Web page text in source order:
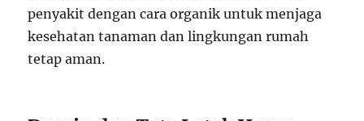
penyakit dengan cara organik untuk menjaga
kesehatan tanaman dan lingkungan rumah
tetap aman.